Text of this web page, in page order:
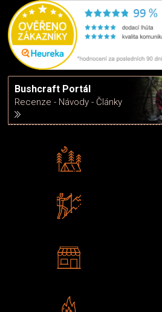
Bushcraft Portál
Recenze - Návody - Články